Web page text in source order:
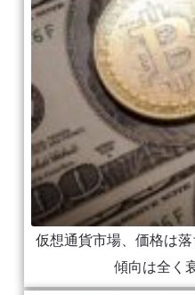
仮想通貨市場、価格は
傾向は全く